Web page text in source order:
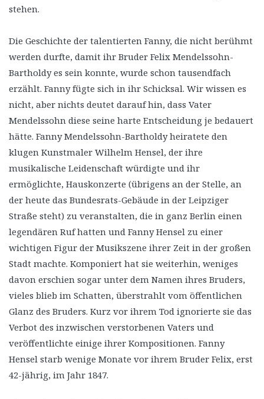
stehen.
Die Geschichte der talentierten Fanny, die nicht berühmt
werden durfte, damit ihr Bruder Felix Mendelssohn-
Bartholdy es sein konnte, wurde schon tausendfach
erzählt. Fanny fügte sich in ihr Schicksal. Wir wissen es
nicht, aber nichts deutet darauf hin, dass Vater
Mendelssohn diese seine harte Entscheidung je bedauert
hätte. Fanny Mendelssohn-Bartholdy heiratete den
klugen Kunstmaler Wilhelm Hensel, der ihre
musikalische Leidenschaft würdigte und ihr
ermöglichte, Hauskonzerte (übrigens an der Stelle, an
der heute das Bundesrats-Gebäude in der Leipziger
Straße steht) zu veranstalten, die in ganz Berlin einen
legendären Ruf hatten und Fanny Hensel zu einer
wichtigen Figur der Musikszene ihrer Zeit in der großen
Stadt machte. Komponiert hat sie weiterhin, weniges
davon erschien sogar unter dem Namen ihres Bruders,
vieles blieb im Schatten, überstrahlt vom öffentlichen
Glanz des Bruders. Kurz vor ihrem Tod ignorierte sie das
Verbot des inzwischen verstorbenen Vaters und
veröffentlichte einige ihrer Kompositionen. Fanny
Hensel starb wenige Monate vor ihrem Bruder Felix, erst
42-jährig, im Jahr 1847.